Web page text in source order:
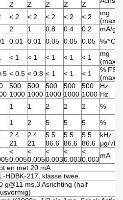
Z
Z
Z
Z
Z
< 2 < 2 < 2 < 2 < 2
mg
(max)
2 1 0.8 0.4 0.2
mA/g
0.01 0.01 0.05 0.05 0.05 %/°C
< 1 < 1 < 1 < 1 < 1
mg
(max)
< 0.5 < 0.8 < 1 < 1 < 1
% FS
(max)
500 500 500 500 500
Hz
1000 1000 1000 1000 1000 Hz
1 1 2 2 2
%
1 2 5 5 5
%
2.4 2.4 5.5 5.5 5.5
kHz
21 21 86.6 86.6 86.6
μg/√Hz
<
0.005
<
0.005
<
0.003
<
0.003
<
0.003mA
en met 20 mA
HDBK-217, klasse twee.
g@11 ms,3 Asrichting (half